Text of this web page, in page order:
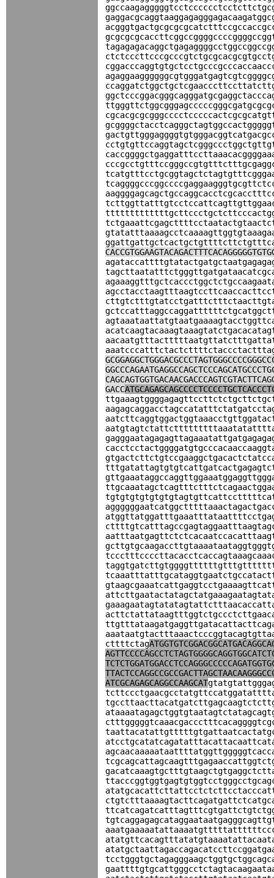
GACC
cttttctag
ATCGCAGAGCAGGCCAAGCAT